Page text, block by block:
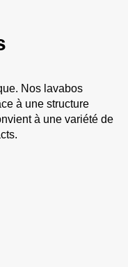
Nos lavabos
à une structure
à une variété de